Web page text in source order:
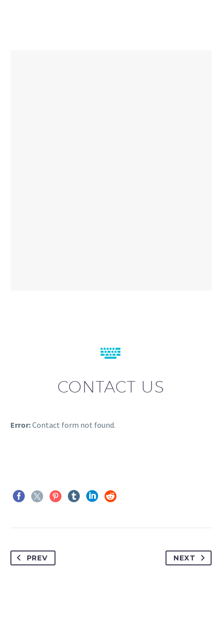


CONTACT US
Error:Contact form not found.
PREV NEXT